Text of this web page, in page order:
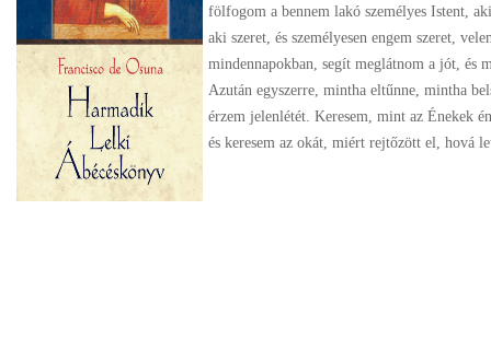
fölfogom a bennem lakó személyes Istent,
aki szeret, és személyesen engem szeret,
mindennapokban, segít meglátnom a jót, és
Azután egyszerre, mintha eltűnne, mintha
érzem jelenlétét. Keresem, mint az Énekek
és keresem az okát, miért rejtőzött el, hová